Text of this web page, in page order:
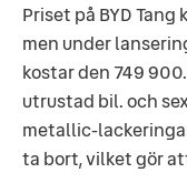
Priset på BYD
men under
kostar den 749
utrustad bil. och
metallic-
ta bort, vilket gör